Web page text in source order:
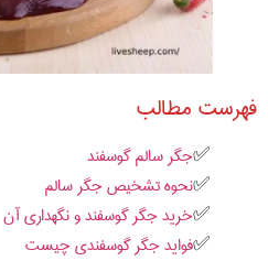
فهرست مطالب
جگر سالم گوسفند
نحوه تشخیص جگر سالم
خرید جگر گوسفند و نگهداری آن
فواید جگر گوسفندی چیست